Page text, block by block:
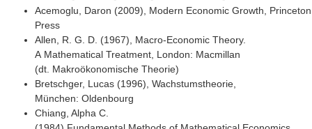
Acemoglu Daron (2009), Modern Economic Growth Princeton
Press
Allen, R. G. D. (1967), Macro-Economic Theory.
A Mathematical Treatment , London: Macmillan
(dt. Makroökonomische Theorie)
Bretschger, Lucas (1996), Wachstumstheorie
München: Oldenbourg
Chiang, Alpha C.